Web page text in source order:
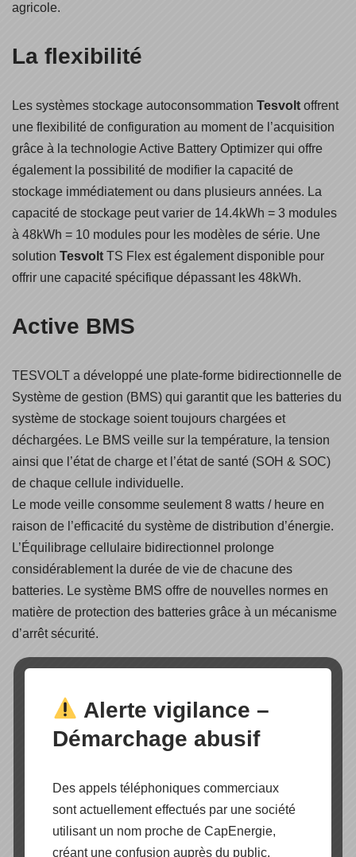
agricole.
La flexibilité
Les systèmes stockage autoconsommation Tesvolt offrent
une flexibilité de configuration au moment de l’acquisition
grâce à la technologie Active Battery Optimizer qui offre
également la possibilité de modifier la capacité de
stockage immédiatement ou dans plusieurs années. La
capacité de stockage peut varier de 14.4kWh = 3 modules
à 48kWh = 10 modules pour les modèles de série. Une
solution Tesvolt TS Flex est également disponible pour
offrir une capacité spécifique dépassant les 48kWh.
Active BMS
TESVOLT a développé une plate-forme bidirectionnelle de
Système de gestion (BMS) qui garantit que les batteries du
système de stockage soient toujours chargées et
déchargées. Le BMS veille sur la température, la tension
ainsi que l’état de charge et l’état de santé (SOH & SOC)
de chaque cellule individuelle.
Le mode veille consomme seulement 8 watts / heure en
raison de l’efficacité du système de distribution d’énergie.
L’Équilibrage cellulaire bidirectionnel prolonge
considérablement la durée de vie de chacune des
batteries. Le système BMS offre de nouvelles normes en
matière de protection des batteries grâce à un mécanisme
d’arrêt sécurité.
Alerte vigilance –
Démarchage abusif
Des appels téléphoniques commerciaux
sont actuellement effectués par une société
utilisant un nom proche de CapEnergie,
créant une confusion auprès du public.